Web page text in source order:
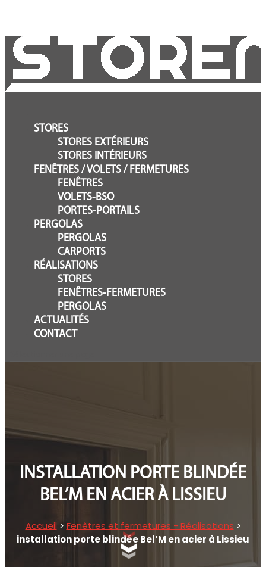
STORES
STORES EXTÉRIEURS
STORES INTÉRIEURS
FENÊTRES / VOLETS / FERMETURES
FENÊTRES
VOLETS-BSO
PORTES-PORTAILS
PERGOLAS
PERGOLAS
CARPORTS
RÉALISATIONS
STORES
FENÊTRES-FERMETURES
PERGOLAS
ACTUALITÉS
CONTACT
INSTALLATION PORTE BLINDÉE
BEL’M EN ACIER À LISSIEU
Accueil > Fenêtres et fermetures - Réalisations >
installation porte blindée Bel’M en acier à Lissieu